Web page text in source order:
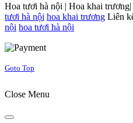
Hoa tươi hà nội | Hoa khai
tươi hà nội hoa khai trương Liên
nội hoa tươi hà nội
Goto Top
Close Menu